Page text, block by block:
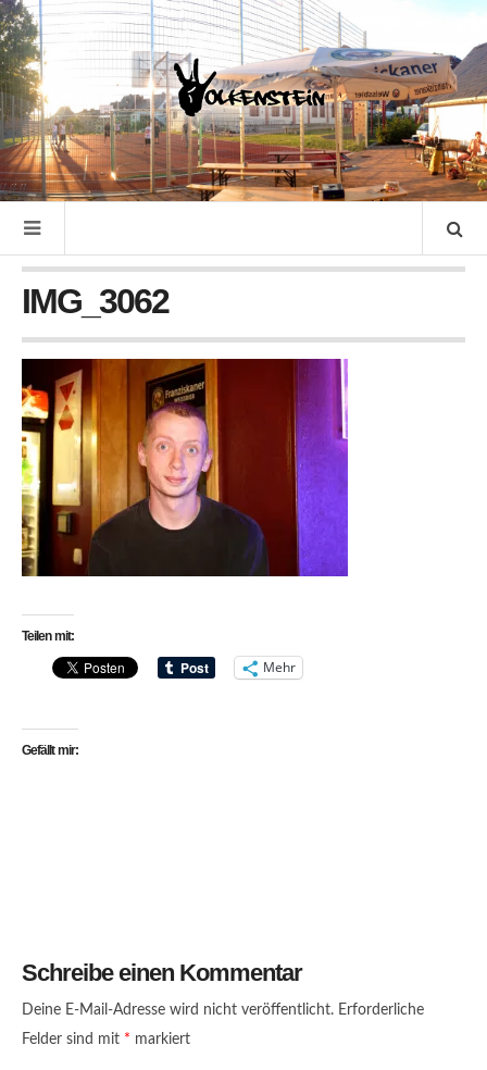
IMG_3062
Teilen mit:
Mehr
Gefällt mir:
Schreibe einen Kommentar
Deine E-Mail-Adresse wird nicht veröffentlicht. Erforderliche
Felder sind mit * markiert